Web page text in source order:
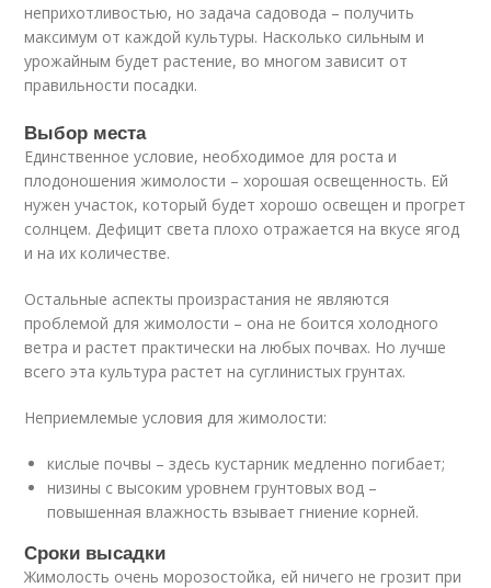
неприхотливостью, но задача садовода – получить
максимум от каждой культуры. Насколько сильным и
урожайным будет растение, во многом зависит от
правильности посадки.
Выбор места
Единственное условие, необходимое для роста и
плодоношения жимолости – хорошая освещенность. Ей
нужен участок, который будет хорошо освещен и прогрет
солнцем. Дефицит света плохо отражается на вкусе ягод
и на их количестве.
Остальные аспекты произрастания не являются
проблемой для жимолости – она не боится холодного
ветра и растет практически на любых почвах. Но лучше
всего эта культура растет на суглинистых грунтах.
Неприемлемые условия для жимолости:
кислые почвы – здесь кустарник медленно погибает;
низины с высоким уровнем грунтовых вод –
повышенная влажность взывает гниение корней.
Сроки высадки
Жимолость очень морозостойка, ей ничего не грозит при